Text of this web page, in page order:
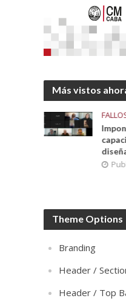
Más vistos
Theme Options
Branding
Header /
Header / Top